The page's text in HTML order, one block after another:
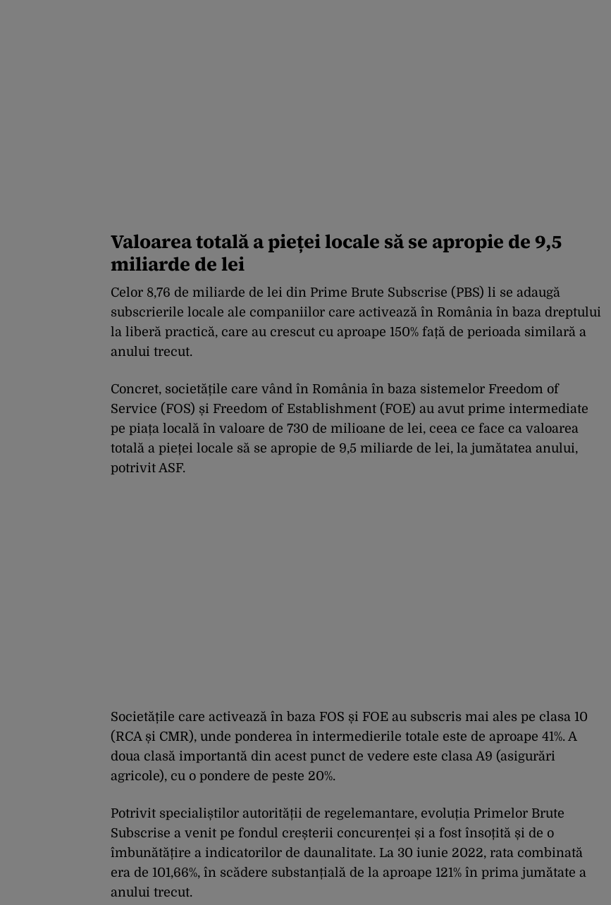
Valoarea totală a pieței locale să se apropie de 9,5
miliarde de lei
Celor 8,76 de miliarde de lei din Prime Brute Subscrise (PBS) li se adaugă
subscrierile locale ale companiilor care activează în România în baza dreptului
la liberă practică, care au crescut cu aproape 150% față de perioada similară a
anului trecut.
Concret, societățile care vând în România în baza sistemelor Freedom of
Service (FOS) și Freedom of Establishment (FOE) au avut prime intermediate
pe piața locală în valoare de 730 de milioane de lei, ceea ce face ca valoarea
totală a pieței locale să se apropie de 9,5 miliarde de lei, la jumătatea anului,
potrivit ASF.
Societățile care activează în baza FOS și FOE au subscris mai ales pe clasa 10
(RCA și CMR), unde ponderea în intermedierile totale este de aproape 41%. A
doua clasă importantă din acest punct de vedere este clasa A9 (asigurări
agricole), cu o pondere de peste 20%.
Potrivit specialiștilor autorității de regelemantare, evoluția Primelor Brute
Subscrise a venit pe fondul creșterii concurenței și a fost însoțită și de o
îmbunătățire a indicatorilor de daunalitate. La 30 iunie 2022, rata combinată
era de 101,66%, în scădere substanțială de la aproape 121% în prima jumătate a
anului trecut.